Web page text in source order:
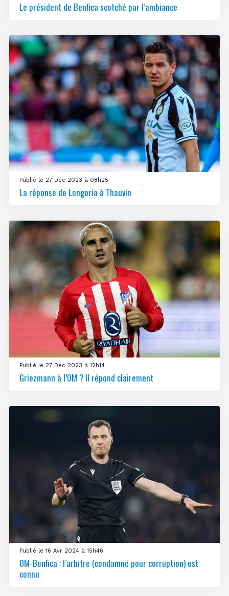
Le président de Benfica scotché par l’ambiance
Publié le 27 Déc 2023 à 08h25
La réponse de Longoria à Thauvin
Publié le 27 Déc 2023 à 12h14
Griezmann à l’OM ? Il répond clairement
Publié le 16 Avr 2024 à 15h46
OM-Benfica : l’arbitre (condamné pour corruption) est
connu